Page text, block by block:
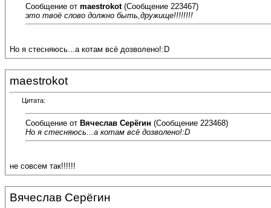
Сообщение от maestrokot(Сообщение 223467)
это твоё слово должно быть,дружище!!!!!!!!
Но я стесняюсь...а котам всё дозволено!:D
maestrokot
Цитата:
Сообщение от Вячеслав Серёгин (Сообщение 223468)
Но я стесняюсь...а котам всё дозволено!:D
не совсем так!!!!!!
Вячеслав Серёгин